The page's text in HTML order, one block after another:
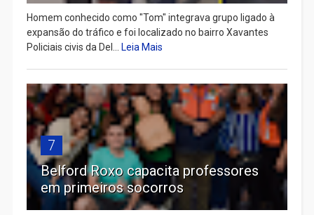
Homem conhecido como "Tom" integrava grupo ligado à
expansão do tráfico e foi localizado no bairro Xavantes
Policiais civis da Del... Leia Mais
7
Belford Roxo capacita professores
em primeiros socorros